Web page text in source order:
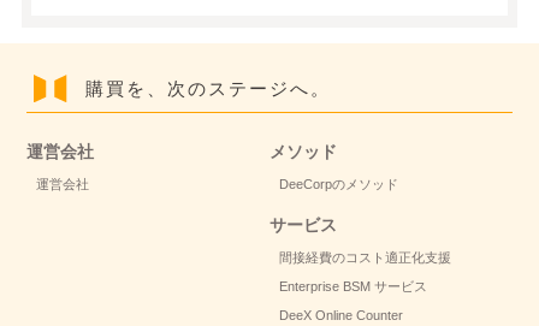
購買を、次のステージへ。
運営会社
運営会社
メソッド
DeeCorpのメソッド
サービス
間接経費のコスト適正化支援
Enterprise BSM サービス
DeeX Online Counter